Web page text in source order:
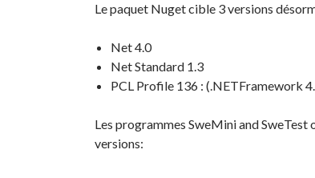
Le paquet Nuget cible 3 versions
Net 4.0
Net Standard 1.3
PCL Profile 136 : (.NETFramework
Les programmes SweMini and
versions: